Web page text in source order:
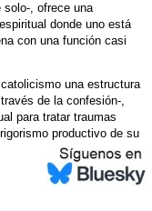
solo-, ofrece una
donde uno está
con una función casi
una estructura
de la confesión-,
para tratar traumas
productivo de su